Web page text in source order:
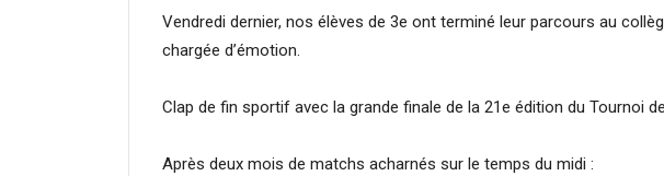
Vendredi dernier, nos élèves de 3e ont terminé leur parcours au
chargée d’émotion.
Clap de fin sportif avec la grande finale de la 21e édition du Tournoi
Après deux mois de matchs acharnés sur le temps du midi :